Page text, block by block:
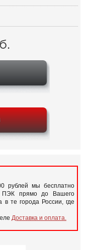
рублей мы бесплатно
ПЭК прямо до Вашего
в те города России, где
Доставка и оплата.